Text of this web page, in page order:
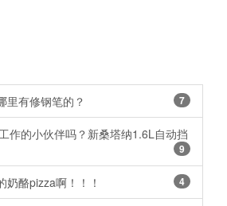
有修钢笔的？ 7
作的小伙伴吗？新桑塔纳1.6L自动挡
9
奶酪pizza啊！！！ 4